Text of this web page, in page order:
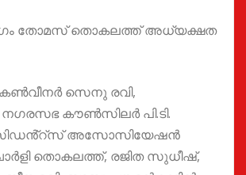
തോമസ് തൊകലത്ത് അധ്യക്ഷത
സെനു രവി,
നഗരസഭ കൗൺസിലർ പി.ടി.
അസോസിയേഷൻ
തൊകലത്ത്, രജിത സുധീഷ്,